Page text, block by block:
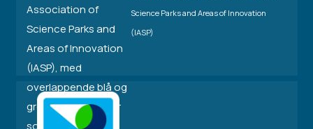
Science Parks and Areas of Innovation
(IASP)